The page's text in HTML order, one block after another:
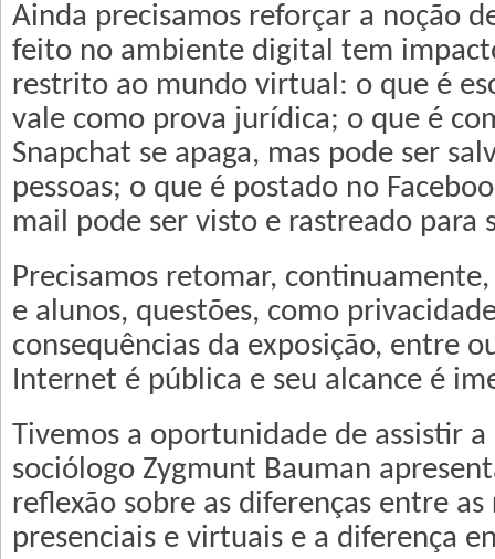
Ainda precisamos reforçar a noção
feito no ambiente digital tem
restrito ao mundo virtual: o que é
vale como prova jurídica; o que é
Snapchat se apaga, mas pode ser
pessoas; o que é postado no
mail pode ser visto e rastreado para
Precisamos retomar,
e alunos, questões, como
consequências da exposição, entre
Internet é pública e seu alcance é
Tivemos a oportunidade de assistir
sociólogo Zygmunt Bauman
reflexão sobre as diferenças entre as
presenciais e virtuais e a diferença